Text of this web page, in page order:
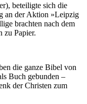
beteiligte sich die
an der Aktion »Leipzig
brachten nach dem
zu Papier.
die ganze Bibel von
Buch gebunden –
der Christen zum